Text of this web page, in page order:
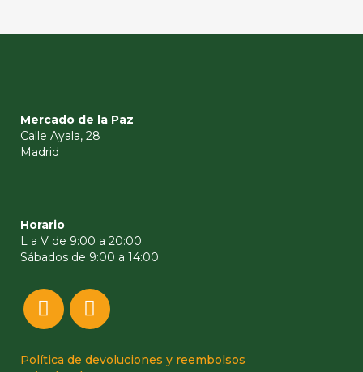
Mercado de la Paz
Calle Ayala, 28
Madrid
Horario
L a V de 9:00 a 20:00
Sábados de 9:00 a 14:00
Política de devoluciones y reembolsos